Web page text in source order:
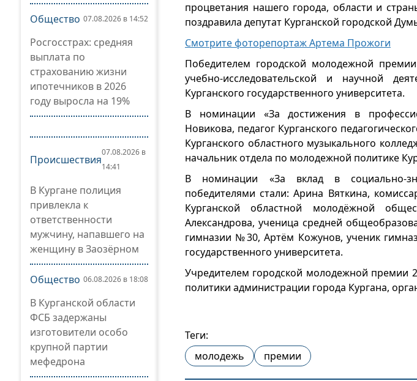
Общество 07.08.2026 в 14:52
Росгосстрах: средняя
выплата по
страхованию жизни
ипотечников в 2026
году выросла на 19%
Происшествия
07.08.2026 в
14:41
В Кургане полиция
привлекла к
ответственности
мужчину, напавшего на
женщину в Заозёрном
Общество 06.08.2026 в 18:08
В Курганской области
ФСБ задержаны
изготовители особо
крупной партии
мефедрона
процветания нашего города, области и
поздравила депутат Курганской городской
Смотрите фоторепортаж Артема Прожоги
Победителем городской молодежной
учебно-исследовательской и научной
Курганского государственного университета.
В номинации «За достижения в
Новикова, педагог Курганского
Курганского областного музыкального
начальник отдела по молодежной политике
В номинации «За вклад в социально-
победителями стали: Арина Вяткина,
Курганской областной молодёжной
Александрова, ученица средней
гимназии №30, Артём Кожунов, ученик
государственного университета.
Учредителем городской молодежной премии
политики администрации города Кургана,
Теги:
молодежь
премии